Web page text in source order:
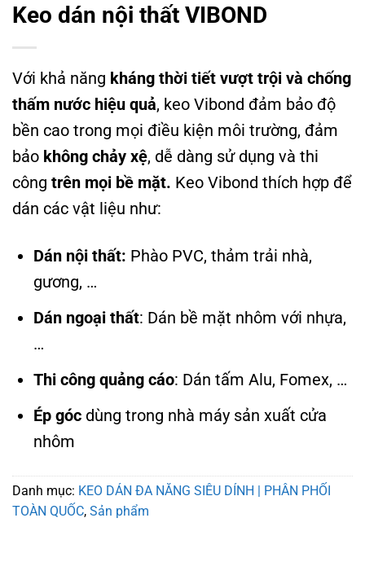
Keo dán nội thất VIBOND
Với khả năng kháng thời tiết vượt trội và chống
thấm nước hiệu quả, keo Vibond đảm bảo độ
bền cao trong mọi điều kiện môi trường, đảm
bảo không chảy xệ, dễ dàng sử dụng và thi
công trên mọi bề mặt. Keo Vibond thích hợp để
dán các vật liệu như:
Dán nội thất: Phào PVC, thảm trải nhà,
gương, …
Dán ngoại thất: Dán bề mặt nhôm với nhựa,
…
Thi công quảng cáo: Dán tấm Alu, Fomex, …
Ép góc dùng trong nhà máy sản xuất cửa
nhôm
Danh mục: KEO DÁN ĐA NĂNG SIÊU DÍNH | PHÂN PHỐI
TOÀN QUỐC, Sản phẩm